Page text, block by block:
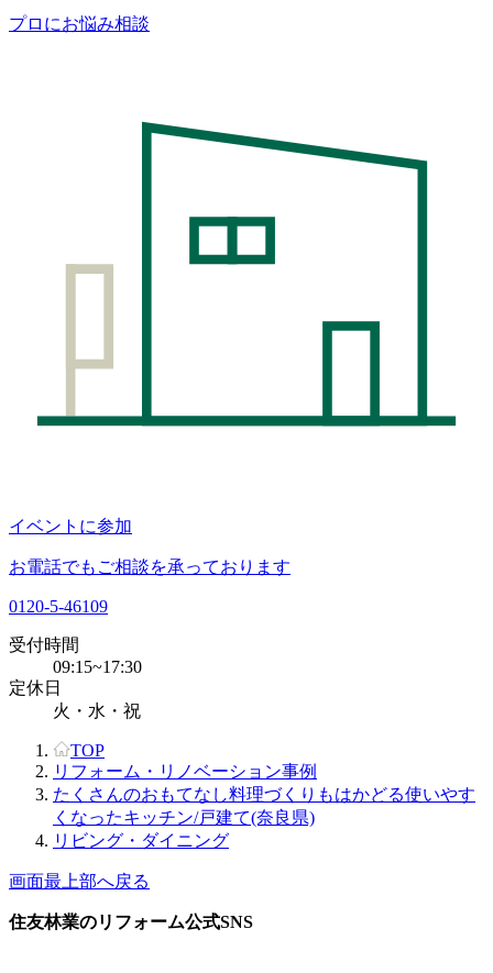
プロにお悩み相談
イベントに参加
お電話でもご相談を承っております
0120-5-46109
受付時間
09:15~17:30
定休日
火・水・祝
TOP
リフォーム・リノベーション事例
たくさんのおもてなし料理づくりもはかどる使いやす
くなったキッチン/戸建て(奈良県)
リビング・ダイニング
画面最上部へ戻る
住友林業のリフォーム公式SNS